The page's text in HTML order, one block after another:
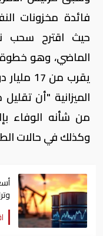
فائدة مخزونات
حيث اقترح سحب
الماضي، وهو خطوة
يقرب من
الميزانية "أن
من شأنه الوفاء
وكذلك في حالات